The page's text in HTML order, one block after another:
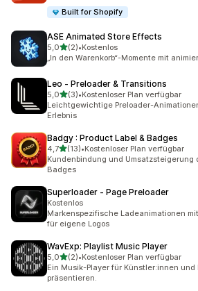
Built for Shopify
ASE Animated Store Effects
5,0von 5 Sternen
(2)
2 Rezensionen insgesamt
•Kostenlos
„In den Warenkorb“-Momente mit
Leo ‑ Preloader & Transitions
5,0von 5 Sternen
(3)
3 Rezensionen insgesamt
•Kostenloser Plan verfügbar
Leichtgewichtige Preloader-
Erlebnis
Badgy : Product Label & Badges
4,7von 5 Sternen
(13)
13 Rezensionen insgesamt
•Kostenloser Plan verfügbar
Kundenbindung und
Badges
Superloader ‑ Page Preloader
Kostenlos
Markenspezifische Ladeanimationen
für eigene Logos
WavExp: Playlist Music Player
5,0von 5 Sternen
(2)
2 Rezensionen insgesamt
•Kostenloser Plan verfügbar
Ein Musik-Player für Künstler:innen
präsentieren.